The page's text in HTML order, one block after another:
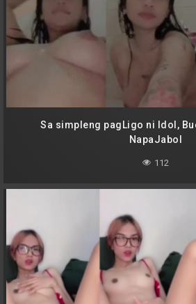
Sa simpleng pagLigo ni Idol,
NapaJabol
112